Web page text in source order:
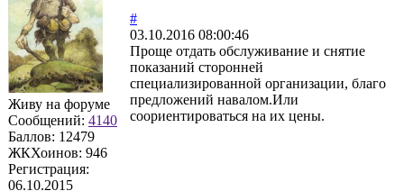
Живу на форуме
Сообщений: 4140
Баллов: 12479
ЖКХоинов: 946
Регистрация:
06.10.2015
#
03.10.2016 08:00:46
Проще отдать обслуживание и снятие
показаний сторонней
специализированной организации, благо
предложений навалом.Или
соориентироваться на их цены.